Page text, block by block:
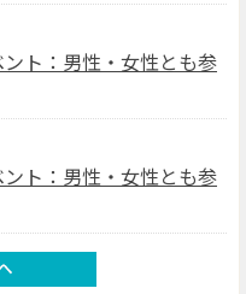
ント：男性・女性とも参
ント：男性・女性とも参